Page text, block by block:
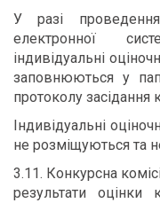
У разі
електронної
індивідуальні
заповнюються у
протоколу засідання
Індивідуальні
не розміщуються та
3.11. Конкурсна
результати оцінки